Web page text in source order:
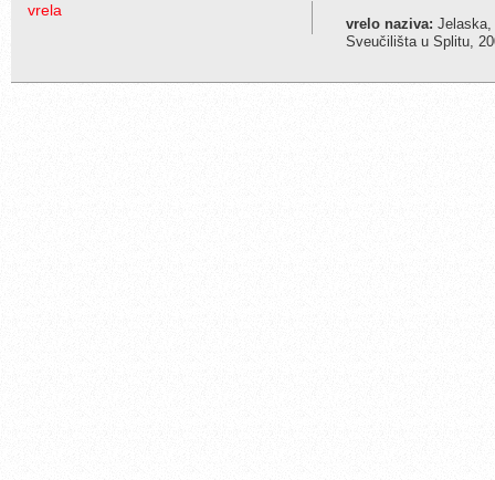
vrela
vrelo naziva: Jelaska,
Sveučilišta u Splitu,